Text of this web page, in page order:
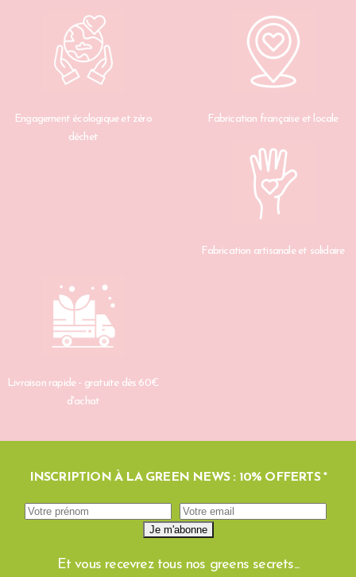
Engagement écologique et zéro
déchet
Fabrication française et locale
Fabrication artisanale et solidaire
Livraison rapide - gratuite dès 60€
d'achat
INSCRIPTION À LA GREEN NEWS : 10% OFFERTS *
Et vous recevrez tous nos greens secrets...